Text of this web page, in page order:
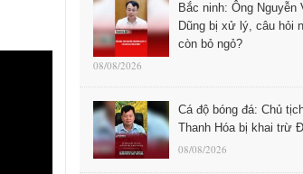
Bắc ninh: Ông Nguyễn
Dũng bị xử lý, câu hỏi
còn bỏ ngỏ?
08/08/2026
Cá độ bóng đá: Chủ
Thanh Hóa bị khai trừ
08/08/2026